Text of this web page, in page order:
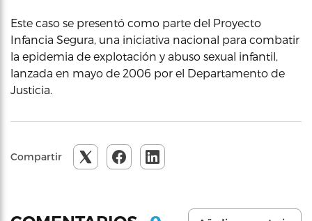
Este caso se presentó como parte del Proyecto
Infancia Segura, una iniciativa nacional para combatir
la epidemia de explotación y abuso sexual infantil,
lanzada en mayo de 2006 por el Departamento de
Justicia.
Compartir